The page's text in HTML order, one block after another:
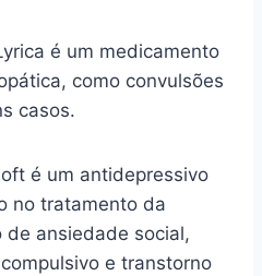
é um medicamento
como convulsões
casos.
é um antidepressivo
no tratamento da
ansiedade social,
e transtorno